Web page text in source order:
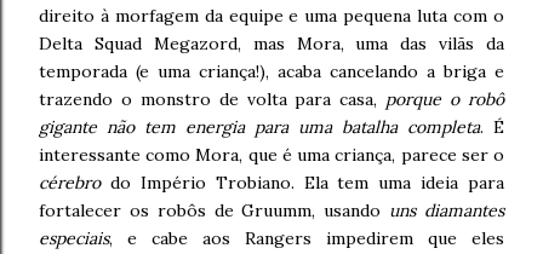
direito à morfagem da equipe e uma pequena luta com o
Delta Squad Megazord, mas Mora, uma das vilãs da
temporada (e uma criança!), acaba cancelando a briga e
trazendo o monstro de volta para casa, porque o robô
gigante não tem energia para uma batalha completa. É
interessante como Mora, que é uma criança, parece ser o
cérebrodo Império Trobiano. Ela tem uma ideia para
fortalecer os robôs de Gruumm, usando uns diamantes
especiais, e cabe aos Rangers impedirem que eles